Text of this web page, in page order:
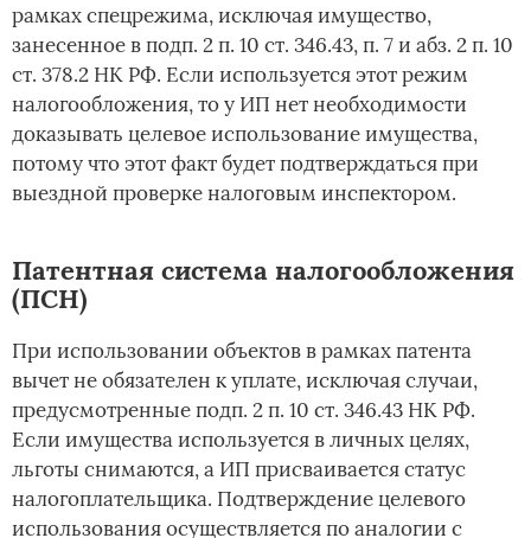
рамках спецрежима, исключая имущество,
занесенное в подп. 2 п. 10 ст. 346.43, п. 7 и абз. 2 п. 10
ст. 378.2 НК РФ. Если используется этот режим
налогообложения, то у ИП нет необходимости
доказывать целевое использование имущества,
потому что этот факт будет подтверждаться при
выездной проверке налоговым инспектором.
Патентная система налогообложения
(ПСН)
При использовании объектов в рамках патента
вычет не обязателен к уплате, исключая случаи,
предусмотренные подп. 2 п. 10 ст. 346.43 НК РФ.
Если имущества используется в личных целях,
льготы снимаются, а ИП присваивается статус
налогоплательщика. Подтверждение целевого
использования осуществляется по аналогии с